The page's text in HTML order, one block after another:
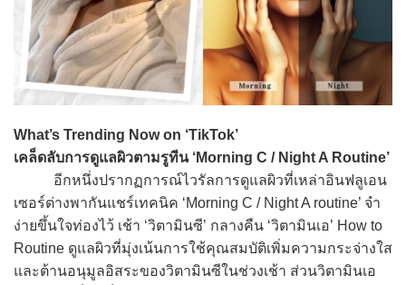
What’s Trending Now on ‘TikTok’
เคล็ดลับการดูแลผิวตามรูทีน ‘Morning C / Night A Routine’
อีกหนึ่งปรากฏการณ์ไวรัลการดูแลผิวที่เหล่าอินฟลูเอน
เซอร์ต่างพากันแชร์เทคนิค ‘Morning C / Night A routine’ จำ
ง่ายขึ้นใจท่องไว้ เช้า ‘วิตามินซี’ กลางคืน ‘วิตามินเอ’ How to
Routine ดูแลผิวที่มุ่งเน้นการใช้คุณสมบัติเพิ่มความกระจ่างใส
และต้านอนุมูลอิสระของวิตามินซีในช่วงเช้า ส่วนวิตามินเอ